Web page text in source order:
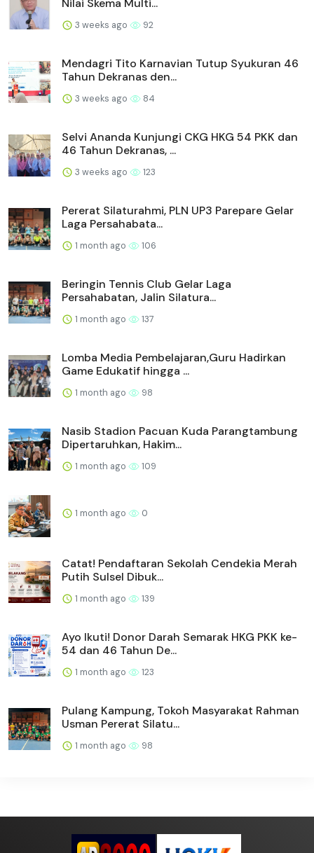
3 weeks ago 92
Mendagri Tito Karnavian Tutup Syukuran 46
Tahun Dekranas den...
3 weeks ago 84
Selvi Ananda Kunjungi CKG HKG 54 PKK dan
46 Tahun Dekranas, ...
3 weeks ago 123
Pererat Silaturahmi, PLN UP3 Parepare Gelar
Laga Persahabata...
1 month ago 106
Beringin Tennis Club Gelar Laga
Persahabatan, Jalin Silatura...
1 month ago 137
Lomba Media Pembelajaran,Guru Hadirkan
Game Edukatif hingga ...
1 month ago 98
Nasib Stadion Pacuan Kuda Parangtambung
Dipertaruhkan, Hakim...
1 month ago 109
1 month ago 0
Catat! Pendaftaran Sekolah Cendekia Merah
Putih Sulsel Dibuk...
1 month ago 139
Ayo Ikuti! Donor Darah Semarak HKG PKK ke-
54 dan 46 Tahun De...
1 month ago 123
Pulang Kampung, Tokoh Masyarakat Rahman
Usman Pererat Silatu...
1 month ago 98